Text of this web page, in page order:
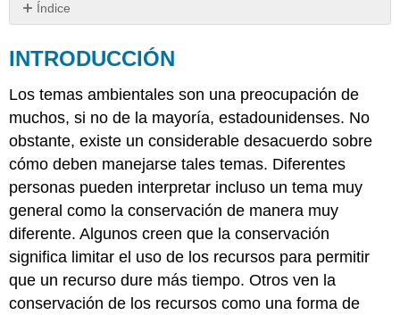
Índice
USO
RECURSOS
ECOLOGÍA
RESTAURACIÓN
INVOLUCRAMIENTO
AMBIENTAL
Sustentabilidad
Recursos
renovables
Degradación
Ambiental
INTRODUCCIÓN
Los temas ambientales son una preocupación de
muchos, si no de la mayoría, estadounidenses. No
obstante, existe un considerable desacuerdo sobre
cómo deben manejarse tales temas. Diferentes
personas pueden interpretar incluso un tema muy
general como la conservación de manera muy
diferente. Algunos creen que la conservación
significa limitar el uso de los recursos para permitir
que un recurso dure más tiempo. Otros ven la
conservación de los recursos como una forma de